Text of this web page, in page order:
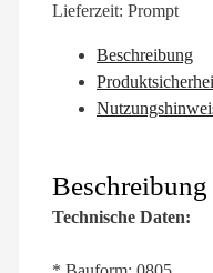
Lieferzeit: Prompt
Beschreibung
Beschreibung
Technische Daten: